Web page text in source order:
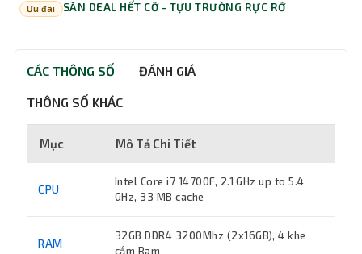
Ưu đãi SĂN DEAL HẾT CỠ - TỰU TRƯỜNG RỰC RỠ
CÁC THÔNG SỐ ĐÁNH GIÁ
THÔNG SỐ KHÁC
Mục Mô Tả Chi Tiết
CPU
Intel Core i7 14700F, 2.1 GHz up to 5.4
GHz, 33 MB cache
RAM
32GB DDR4 3200Mhz (2x16GB), 4 khe
cắm Ram